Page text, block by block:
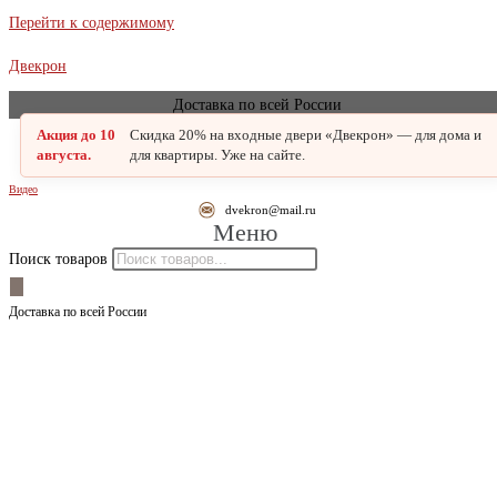
Перейти к содержимому
Двекрон
Доставка по всей России
Акция до 10
августа.
Скидка 20% на входные двери «Двекрон» — для дома и
для квартиры. Уже на сайте.
Видео
dvekron@mail.ru
Меню
Поиск товаров
Доставка по всей России